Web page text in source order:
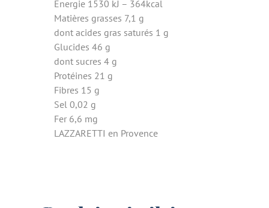
Energie 1530 kJ – 364kcal
Matières grasses 7,1 g
dont acides gras saturés 1 g
Glucides 46 g
dont sucres 4 g
Protéines 21 g
Fibres 15 g
Sel 0,02 g
Fer 6,6 mg
LAZZARETTI en Provence